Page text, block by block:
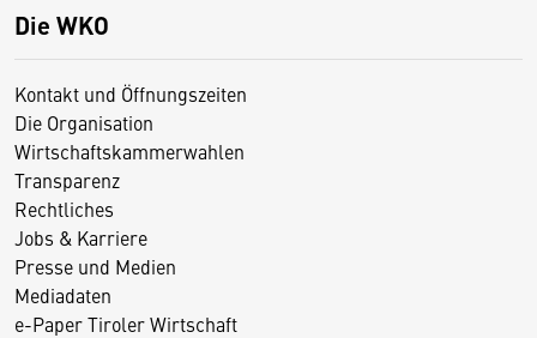
Die WKO
Kontakt und Öffnungszeiten
Die Organisation
Wirtschaftskammerwahlen
Transparenz
Rechtliches
Jobs & Karriere
Presse und Medien
Mediadaten
e-Paper Tiroler Wirtschaft